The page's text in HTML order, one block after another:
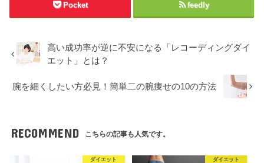
Pocket feedly
高い成功率が逆に不安になる「レコーディングダイ
エット」とは？
腕を細くしたい方必見！簡単二の腕痩せの10の方法
RECOMMEND こちらの記事も人気です。
ダイエット ダイエット